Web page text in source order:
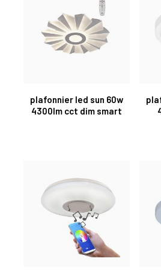
plafonnier led sun 60w
4300lm cct dim smart